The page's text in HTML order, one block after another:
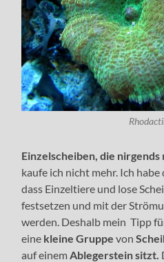
Einzelscheiben, die
kaufe ich nicht mehr. Ich habe
dass Einzeltiere und lose
festsetzen und mit der
werden. Deshalb mein Tipp
eine kleine Gruppevon
auf einem Ablegerstein sitzt.